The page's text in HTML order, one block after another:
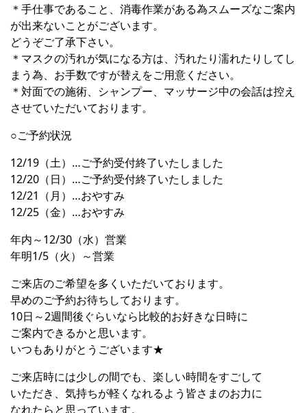
＊手仕事であること、消毒作業がある為スムーズなご案内
が出来ないことがございます。
どうぞご了承下さい。
＊マスクの汚れが気になる方は、汚れたり濡れたりしてし
まう為、お手数ですが替えをご用意ください。
＊対面での施術、シャンプー、マッサージ中の会話は控え
させていただいております。
○ご予約状況
12/19（土）…ご予約受付終了いたしました
12/20（日）…ご予約受付終了いたしました
12/21（月）…おやすみ
12/25（金）…おやすみ
年内～12/30（水）営業
年明1/5（火）～営業
ご来店のご希望を多くいただいております。
早めのご予約お待ちしております。
10日～2週間後ぐらいなら比較的お好きな日時に
ご案内できるかと思います。
いつもありがとうございます★
ご来店時には少しの間でも、楽しい時間をすごして
いただき、気持ちが軽くなれるよう皆さまのお力に
なれたらと思っています。